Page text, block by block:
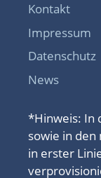
Kontakt
Impressum
Datenschutz
News
*Hinweis: In
sowie in
in erster